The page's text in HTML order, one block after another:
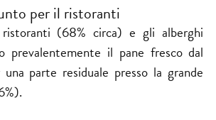
per il ristoranti
(68% circa) e gli alberghi
prevalentemente il pane fresco dal
parte residuale presso la grande